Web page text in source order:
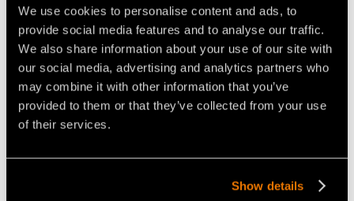
We use cookies to personalise content and ads, to
provide social media features and to analyse our traffic.
We also share information about your use of our site with
our social media, advertising and analytics partners who
may combine it with other information that you’ve
provided to them or that they’ve collected from your use
of their services.
Show details
DE DIÁMETRO
VEHÍCULO
VEHÍCULO CON ORUGAS A
COMBATIR LOS INCENDIOS
FORESTALES